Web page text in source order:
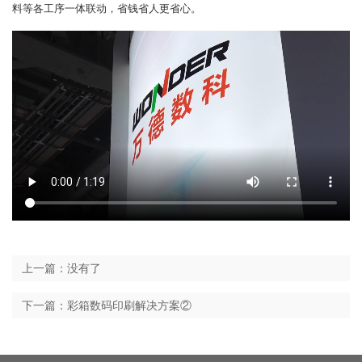
料等各工序一体联动，省钱省人更省心。
上一篇：没有了
下一篇：彩箱数码印刷解决方案②